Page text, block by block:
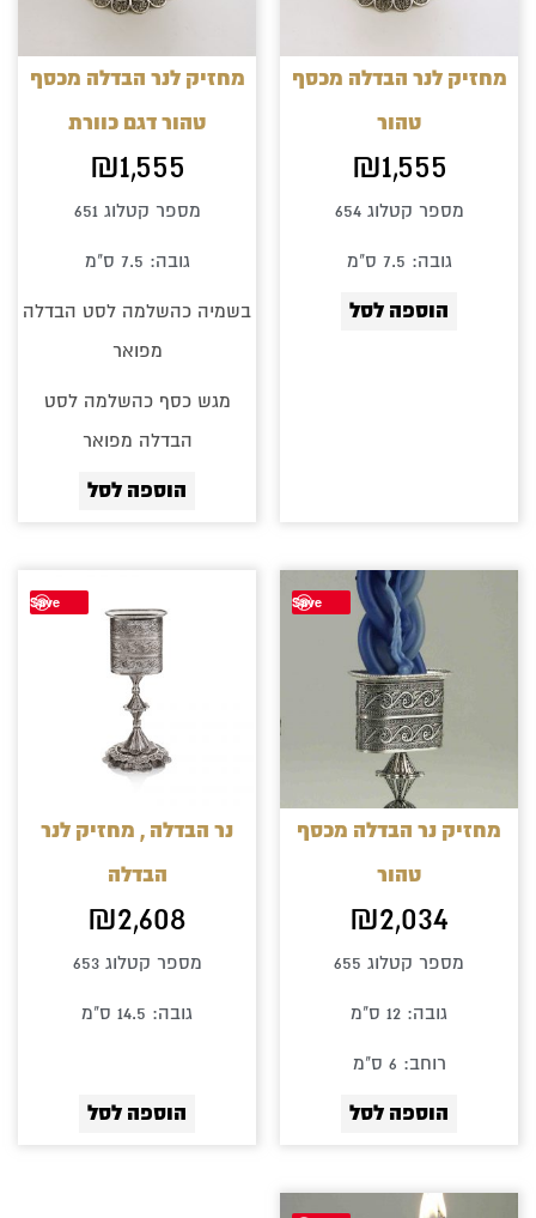
מחזיק לנר הבדלה מכסף
טהור
₪1,555
מספר קטלוג 654
גובה: 7.5 ס"מ
הוספה לסל
מחזיק לנר הבדלה מכסף
טהור דגם כוורת
₪1,555
מספר קטלוג 651
גובה: 7.5 ס"מ
בשמיה כהשלמה לסט הבדלה
מפואר
מגש כסף כהשלמה לסט
הבדלה מפואר
הוספה לסל
Save
מחזיק נר הבדלה מכסף
טהור
₪2,034
מספר קטלוג 655
גובה: 12 ס"מ
רוחב: 6 ס"מ
הוספה לסל
Save
נר הבדלה , מחזיק לנר
הבדלה
₪2,608
מספר קטלוג 653
גובה: 14.5 ס"מ
הוספה לסל